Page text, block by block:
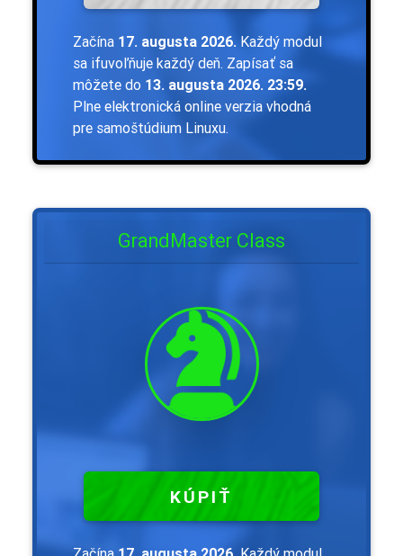
Začína 17. augusta 2026. Každý modul
sa ifuvoľňuje každý deň. Zapísať sa
môžete do 13. augusta 2026. 23:59.
Plne elektronická online verzia vhodná
pre samoštúdium Linuxu.
GrandMaster Class
KÚPIŤ